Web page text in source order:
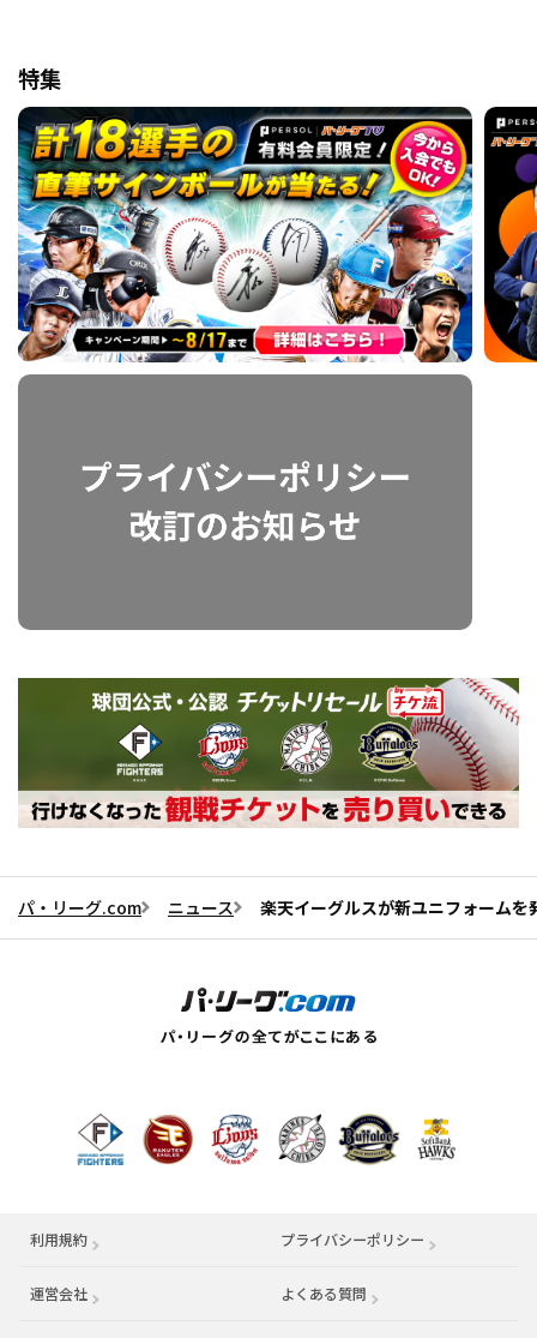
特集
パ・リーグ.com ニュース 楽天イーグルスが新ユニフォーム
利用規約 プライバシーポリシー
運営会社 （別ウィンドウで開く） よくある質問